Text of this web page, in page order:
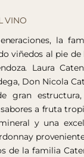
VINO
la
viñedos al pie de
Laura
Don Nicola
gran
a fruta
y una
de la familia